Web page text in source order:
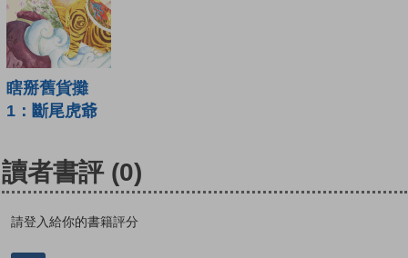
瞎掰舊貨攤
1：斷尾虎爺
讀者書評 (0)
請登入給你的書籍評分